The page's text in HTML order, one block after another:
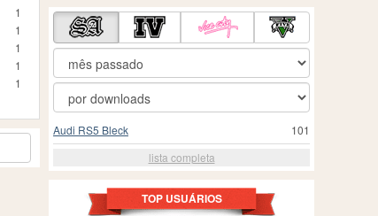
1
1
1
1
1
101
Audi RS5 Bleck
lista completa
TOP USUÁRIOS